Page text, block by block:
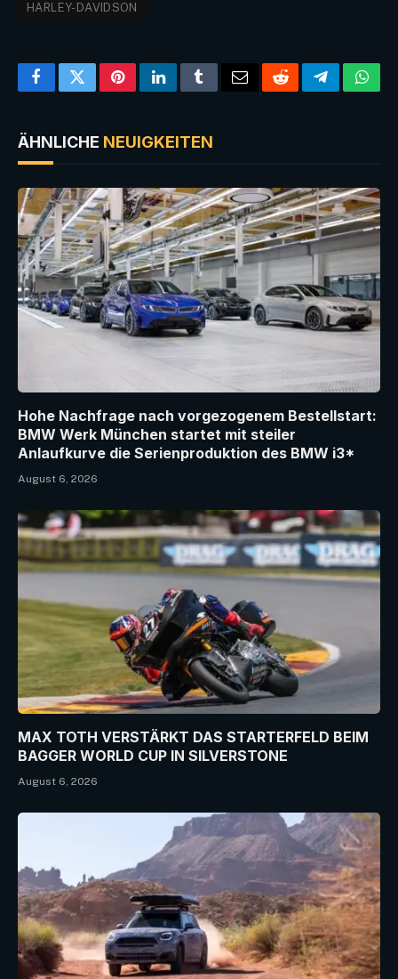
HARLEY-DAVIDSON
FacebookTwitterPinterestLinkedInTumblrEmailRedditTelegram
ÄHNLICHE NEUIGKEITEN
Hohe Nachfrage nach vorgezogenem Bestellstart:
BMW Werk München startet mit steiler
Anlaufkurve die Serienproduktion des BMW i3*
August 6, 2026
MAX TOTH VERSTÄRKT DAS STARTERFELD BEIM
BAGGER WORLD CUP IN SILVERSTONE
August 6, 2026